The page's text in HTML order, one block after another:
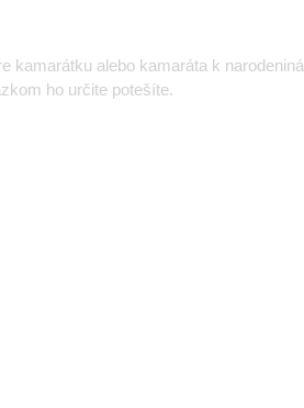
kamarátku alebo kamaráta k
ho určite potešíte.